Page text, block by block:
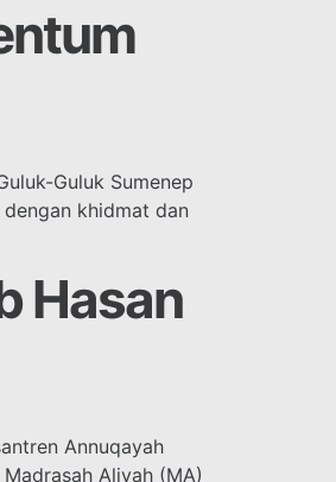
Guluk Sumenep
khidmat dan
Hasan
Annuqayah
Aliyah (MA)